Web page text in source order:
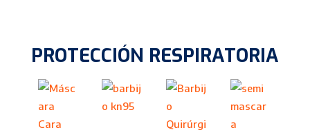
PROTECCIÓN RESPIRATORIA